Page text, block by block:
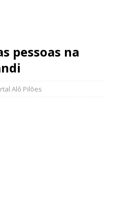
pessoas na
Alô Pilões